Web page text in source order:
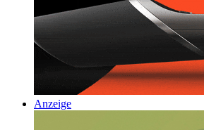
Anzeige